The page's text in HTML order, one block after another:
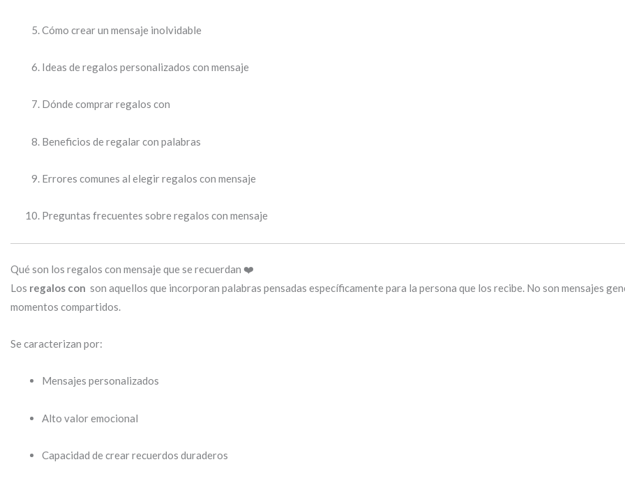
Cómo crear un mensaje inolvidable
Ideas de regalos personalizados con mensaje
Dónde comprar regalos con
Beneficios de regalar con palabras
Errores comunes al elegir regalos con mensaje
Preguntas frecuentes sobre regalos con mensaje
Qué son los regalos con mensaje que se recuerdan ❤️
Los regalos con son aquellos que incorporan palabras pensadas específicamente para la persona que los recibe. No son mensajes
momentos compartidos.
Se caracterizan por:
Mensajes personalizados
Alto valor emocional
Capacidad de crear recuerdos duraderos